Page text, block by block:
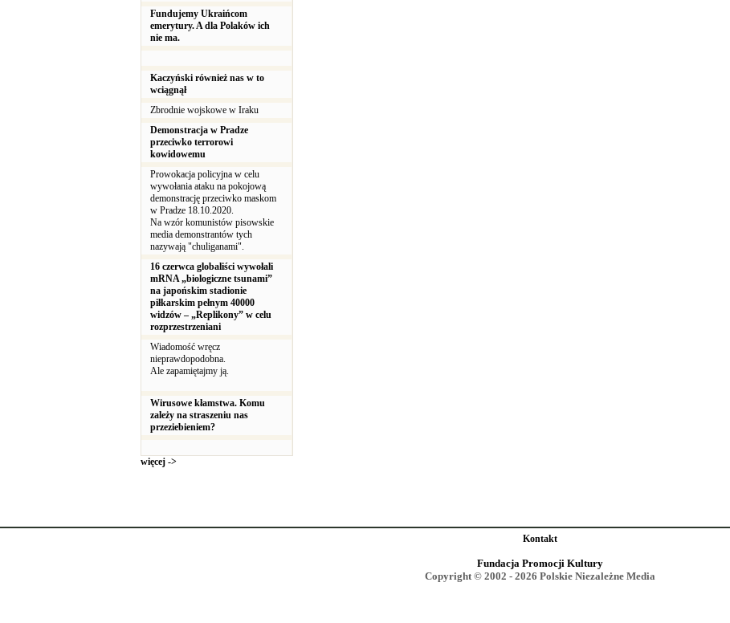
Fundujemy Ukraińcom
emerytury. A dla Polaków ich
nie ma.
Kaczyński również nas w to
wciągnął
Zbrodnie wojskowe w Iraku
Demonstracja w Pradze
przeciwko terrorowi
kowidowemu
Prowokacja policyjna w celu
wywołania ataku na pokojową
demonstrację przeciwko maskom
w Pradze 18.10.2020.
Na wzór komunistów pisowskie
media demonstrantów tych
nazywają "chuliganami".
16 czerwca globaliści wywołali
mRNA „biologiczne tsunami”
na japońskim stadionie
piłkarskim pełnym 40000
widzów – „Replikony” w celu
rozprzestrzeniani
Wiadomość wręcz
nieprawdopodobna.
Ale zapamiętajmy ją.
Wirusowe kłamstwa. Komu
zależy na straszeniu nas
przeziebieniem?
więcej ->
Kontakt
Fundacja Promocji Kultury
Copyright © 2002 - 2026 Polskie Niezależne Media